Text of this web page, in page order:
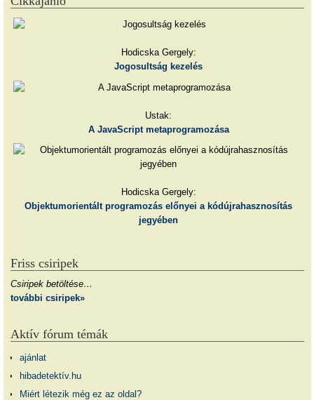
Hodicska Gergely:
Jogosultság kezelés
Ustak:
A JavaScript metaprogramozása
Hodicska Gergely:
Objektumorientált programozás előnyei a kódújrahasznosítás
jegyében
Friss csiripek
Csiripek betöltése…
további csiripek»
Aktív fórum témák
ajánlat
hibadetektív.hu
Miért létezik még ez az oldal?